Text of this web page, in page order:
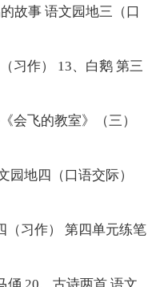
故事 语文园地三（口
习作） 13、白鹅 第三
会飞的教室》（三）
园地四（口语交际）
（习作） 第四单元练笔